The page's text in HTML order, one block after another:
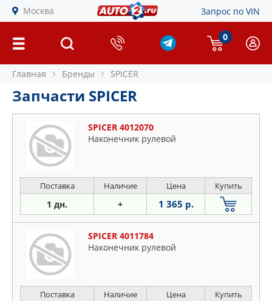
Москва Запрос по VIN
0
Главная Бренды SPICER
Запчасти SPICER
SPICER 4012070
Наконечник рулевой
Поставка Наличие Цена Купить
1 дн. + 1 365 р.
SPICER 4011784
Наконечник рулевой
Поставка Наличие Цена Купить